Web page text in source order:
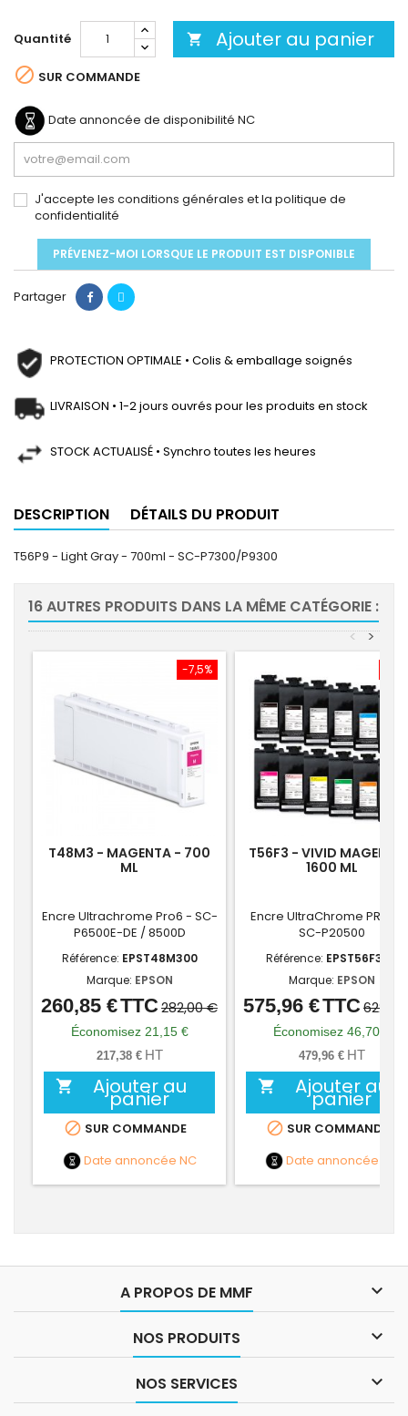
Quantité  Ajouter au panier
 SUR COMMANDE
Date annoncée de disponibilité NC
J'accepte les conditions générales et la politique de
confidentialité
PRÉVENEZ-MOI LORSQUE LE PRODUIT EST DISPONIBLE
Partager
PROTECTION OPTIMALE • Colis & emballage soignés
LIVRAISON • 1-2 jours ouvrés pour les produits en stock
STOCK ACTUALISÉ • Synchro toutes les heures
DESCRIPTION DÉTAILS DU PRODUIT
T56P9 - Light Gray - 700ml - SC-P7300/P9300
16 AUTRES PRODUITS DANS LA MÊME CATÉGORIE :
>
<
-7,5%
T48M3 - MAGENTA - 700
ML
Encre Ultrachrome Pro6 - SC-
P6500E-DE / 8500D
Référence: EPST48M300
Marque: EPSON
Prix
Prix
de
base
260,85 €TTC282,00 €
Économisez 21,15 €
217,38 € HT
 Ajouter au
panier
 SUR COMMANDE
Date annoncée NC
T56F3 - VIVID
1600 ML
Encre UltraChrome PRO
SC-P20500
Référence: EPST56F300
Marque: EPSON
Prix
Prix
de
base
575,96 €TTC
Économisez 46,70 €
479,96 € HT
 Ajouter au
panier
 SUR COMMANDE
Date annoncée
A PROPOS DE MMF 
NOS PRODUITS 
NOS SERVICES 